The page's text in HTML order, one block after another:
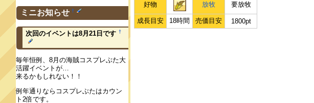
好物 放牧 要放牧
成長目安 18時間 売価目安 1800pt
ミニお知らせ †
次回のイベントは8月21日です †
毎年恒例、8月の海賊コスプレぶた大
活躍イベントが…
来るかもしれない！！
例年通りならコスプレぶたはカウン
ト2倍です。